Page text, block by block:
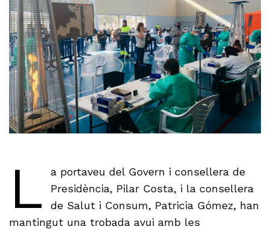
L
a portaveu del Govern i consellera de
Presidència, Pilar Costa, i la consellera
de Salut i Consum, Patricia Gómez, han
mantingut una trobada avui amb les